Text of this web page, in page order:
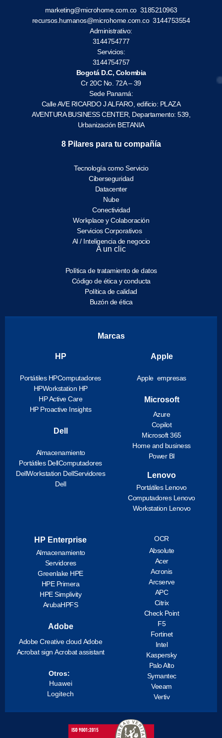
marketing@microhome.com.co 3185210963
recursos.humanos@microhome.com.co3144753554
Administrativo:
3144754777
Servicios:
3144754757
Bogotá D.C, Colombia
Cr 20C No. 72A – 39
Sede Panamá:
Calle AVE RICARDO J ALFARO, edificio: PLAZA
AVENTURA BUSINESS CENTER, Departamento: 539,
Urbanización BETANIA
8 Pilares para tu compañía
Tecnología como Servicio
Ciberseguridad
Datacenter
Nube
Conectividad
Workplace y Colaboración
Servicios Corporativos
AI / Inteligencia de negocio
A un clic
Política de tratamiento de datos
Código de ética y conducta
Política de calidad
Buzón de ética
Marcas
HP
Portátiles HPComputadores
HPWorkstation HP
HP Active Care
HP Proactive Insights
Dell
Almacenamiento
Portátiles DellComputadores
DellWorkstation DellServidores
Dell
Apple
Apple empresas
Microsoft
Azure
Copilot
Microsoft 365
Home and business
Power BI
Lenovo
Portátiles Lenovo
Computadores Lenovo
Workstation Lenovo
HP Enterprise
Almacenamiento
Servidores
Greenlake HPE
HPE Primera
HPE Simplivity
ArubaHPFS
Adobe
Adobe Creative cloud Adobe
Acrobat sign Acrobat assistant
Otros:
Huawei
Logitech
OCR
Absolute
Acer
Acronis
Arcserve
APC
Citrix
Check Point
F5
Fortinet
Intel
Kaspersky
Palo Alto
Symantec
Veeam
Vertiv